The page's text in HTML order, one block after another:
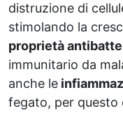
distruzione di
stimolando la
proprietà
immunitario da
anche le
fegato, per questo